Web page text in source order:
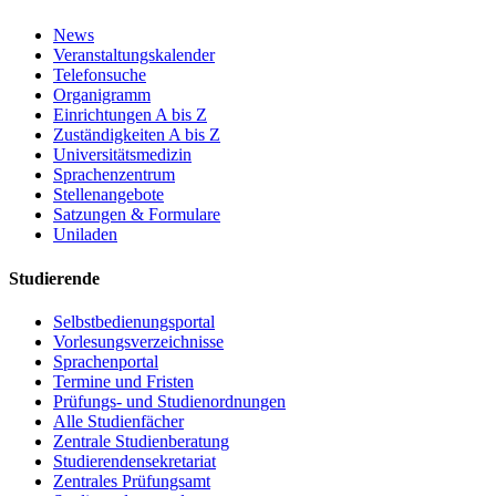
News
Veranstaltungskalender
Telefonsuche
Organigramm
Einrichtungen A bis Z
Zuständigkeiten A bis Z
Universitätsmedizin
Sprachenzentrum
Stellenangebote
Satzungen & Formulare
Uniladen
Studierende
Selbstbedienungsportal
Vorlesungsverzeichnisse
Sprachenportal
Termine und Fristen
Prüfungs- und Studienordnungen
Alle Studienfächer
Zentrale Studienberatung
Studierendensekretariat
Zentrales Prüfungsamt